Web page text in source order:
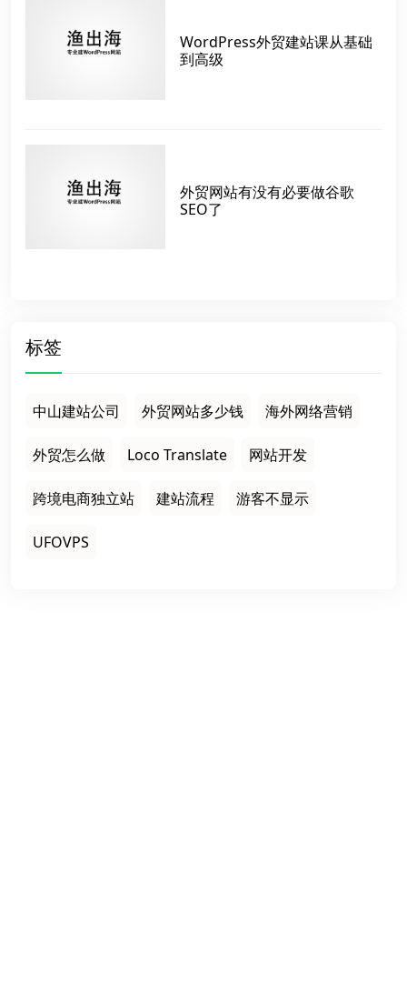
WordPress外贸建站课从基础
到高级
外贸网站有没有必要做谷歌
SEO了
标签
中山建站公司 外贸网站多少钱 海外网络营销
外贸怎么做 Loco Translate 网站开发
跨境电商独立站 建站流程 游客不显示
UFOVPS